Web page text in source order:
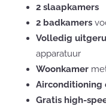
2 slaapkamers
2 badkamers
Volledig
apparatuur
Woonkamer
Airconditioning
Gratis high-